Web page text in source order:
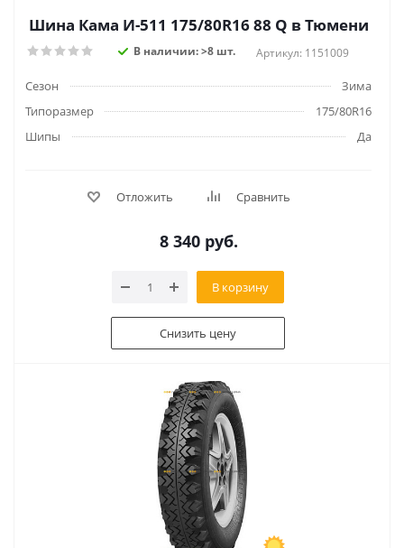
Шина Кама И-511 175/80R16 88 Q в Тюмени
В наличии: >8 шт. Артикул: 1151009
Сезон
Зима
Типоразмер
175/80R16
Шипы
Да
Отложить Сравнить
8 340 руб.
В корзину
Снизить цену